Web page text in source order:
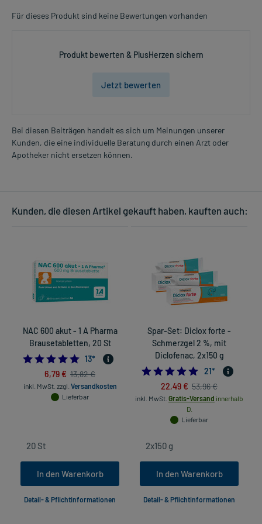
Für dieses Produkt sind keine Bewertungen vorhanden
Produkt bewerten & PlusHerzen sichern
Jetzt bewerten
Bei diesen Beiträgen handelt es sich um Meinungen unserer
Kunden, die eine individuelle Beratung durch einen Arzt oder
Apotheker nicht ersetzen können.
Kunden, die diesen Artikel gekauft haben, kauften auch:
NAC 600 akut - 1 A Pharma
Brausetabletten, 20 St
4.769230769230769
13*
6,79 € 13,82 €
inkl. MwSt. zzgl. Versandkosten
Lieferbar
In den Warenkorb
Detail- & Pflichtinformationen
Spar-Set: Diclox forte -
Schmerzgel 2 %, mit
Diclofenac, 2x150 g
21*
22,49 € 53,96 €
inkl. MwSt. Gratis-Versand innerhalb
D.
Lieferbar
In den Warenkorb
Detail- & Pflichtinformationen